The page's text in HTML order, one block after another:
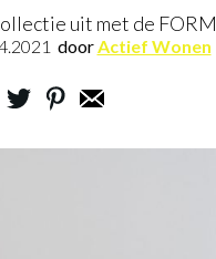
uit met de
doorActief Wonen